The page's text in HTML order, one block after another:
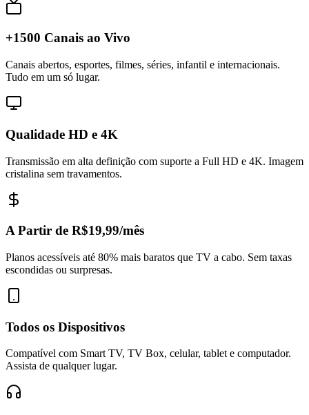
+1500 Canais ao Vivo
Canais abertos, esportes, filmes, séries, infantil e internacionais.
Tudo em um só lugar.
Qualidade HD e 4K
Transmissão em alta definição com suporte a Full HD e 4K. Imagem
cristalina sem travamentos.
A Partir de R$19,99/mês
Planos acessíveis até 80% mais baratos que TV a cabo. Sem taxas
escondidas ou surpresas.
Todos os Dispositivos
Compatível com Smart TV, TV Box, celular, tablet e computador.
Assista de qualquer lugar.